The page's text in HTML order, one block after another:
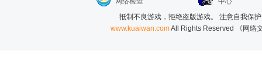
抵制不良游戏，拒绝盗版游戏。 注意自我保
www.kuaiwan.comAll Rights Reserved 《网络